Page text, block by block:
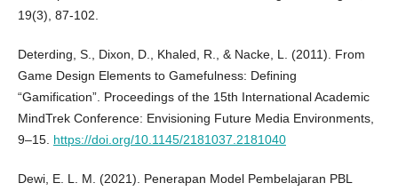
19(3), 87-102.
Deterding, S., Dixon, D., Khaled, R., & Nacke, L. (2011). From
Game Design Elements to Gamefulness: Defining
“Gamification”. Proceedings of the 15th International Academic
MindTrek Conference: Envisioning Future Media Environments,
9–15. https://doi.org/10.1145/2181037.2181040
Dewi, E. L. M. (2021). Penerapan Model Pembelajaran PBL